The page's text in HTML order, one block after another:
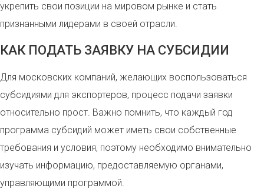
укрепить свои позиции на мировом рынке и стать
признанными лидерами в своей отрасли.
КАК ПОДАТЬ ЗАЯВКУ НА СУБСИДИИ
Для московских компаний, желающих воспользоваться
субсидиями для экспортеров, процесс подачи заявки
относительно прост. Важно помнить, что каждый год
программа субсидий может иметь свои собственные
требования и условия, поэтому необходимо внимательно
изучать информацию, предоставляемую органами,
управляющими программой.